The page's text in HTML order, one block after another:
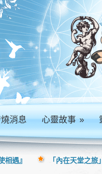
消息 心靈故事»
相遇』 「內在天堂之